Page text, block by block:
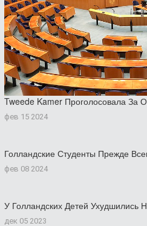
Tweede Kamer Проголосовала За
фев 15 2024
Голландские Студенты Прежде
фев 08 2024
У Голландских Детей Ухудшились
дек 05 2023